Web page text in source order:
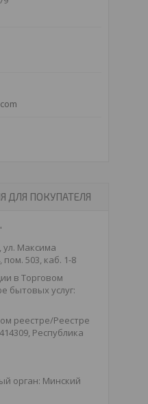
ДЛЯ ПОКУПАТЕЛЯ
ул. Максима
пом. 503, каб. 1-8
в Торговом
бытовых услуг:
реестре/Реестре
Республика
орган: Минский